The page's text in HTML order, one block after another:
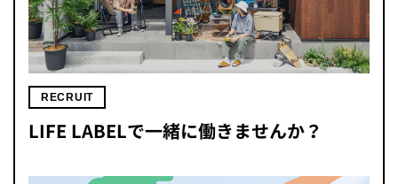
RECRUIT
LIFE LABELで一緒に働きませんか？